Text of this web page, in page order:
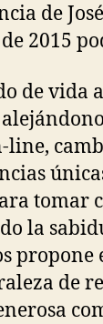
de
2015
de vida
tomar
la
de